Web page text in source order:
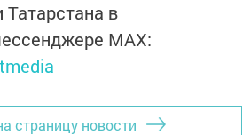
Татарстана в
MАХ:
страницу новости